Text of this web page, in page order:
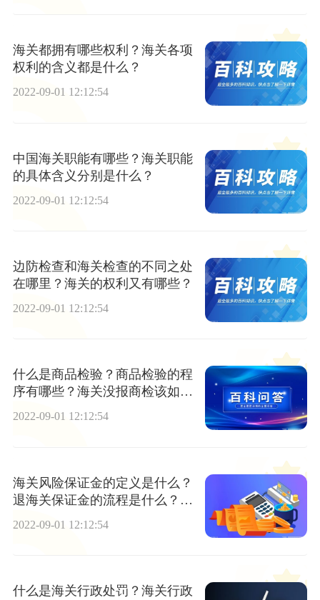
海关都拥有哪些权利？海关各项
权利的含义都是什么？
2022-09-01 12:12:54
中国海关职能有哪些？海关职能
的具体含义分别是什么？
2022-09-01 12:12:54
边防检查和海关检查的不同之处
在哪里？海关的权利又有哪些？
2022-09-01 12:12:54
什么是商品检验？商品检验的程
序有哪些？海关没报商检该如何
处理？
2022-09-01 12:12:54
海关风险保证金的定义是什么？
退海关保证金的流程是什么？该
2022-09-01 12:12:54
什么是海关行政处罚？海关行政